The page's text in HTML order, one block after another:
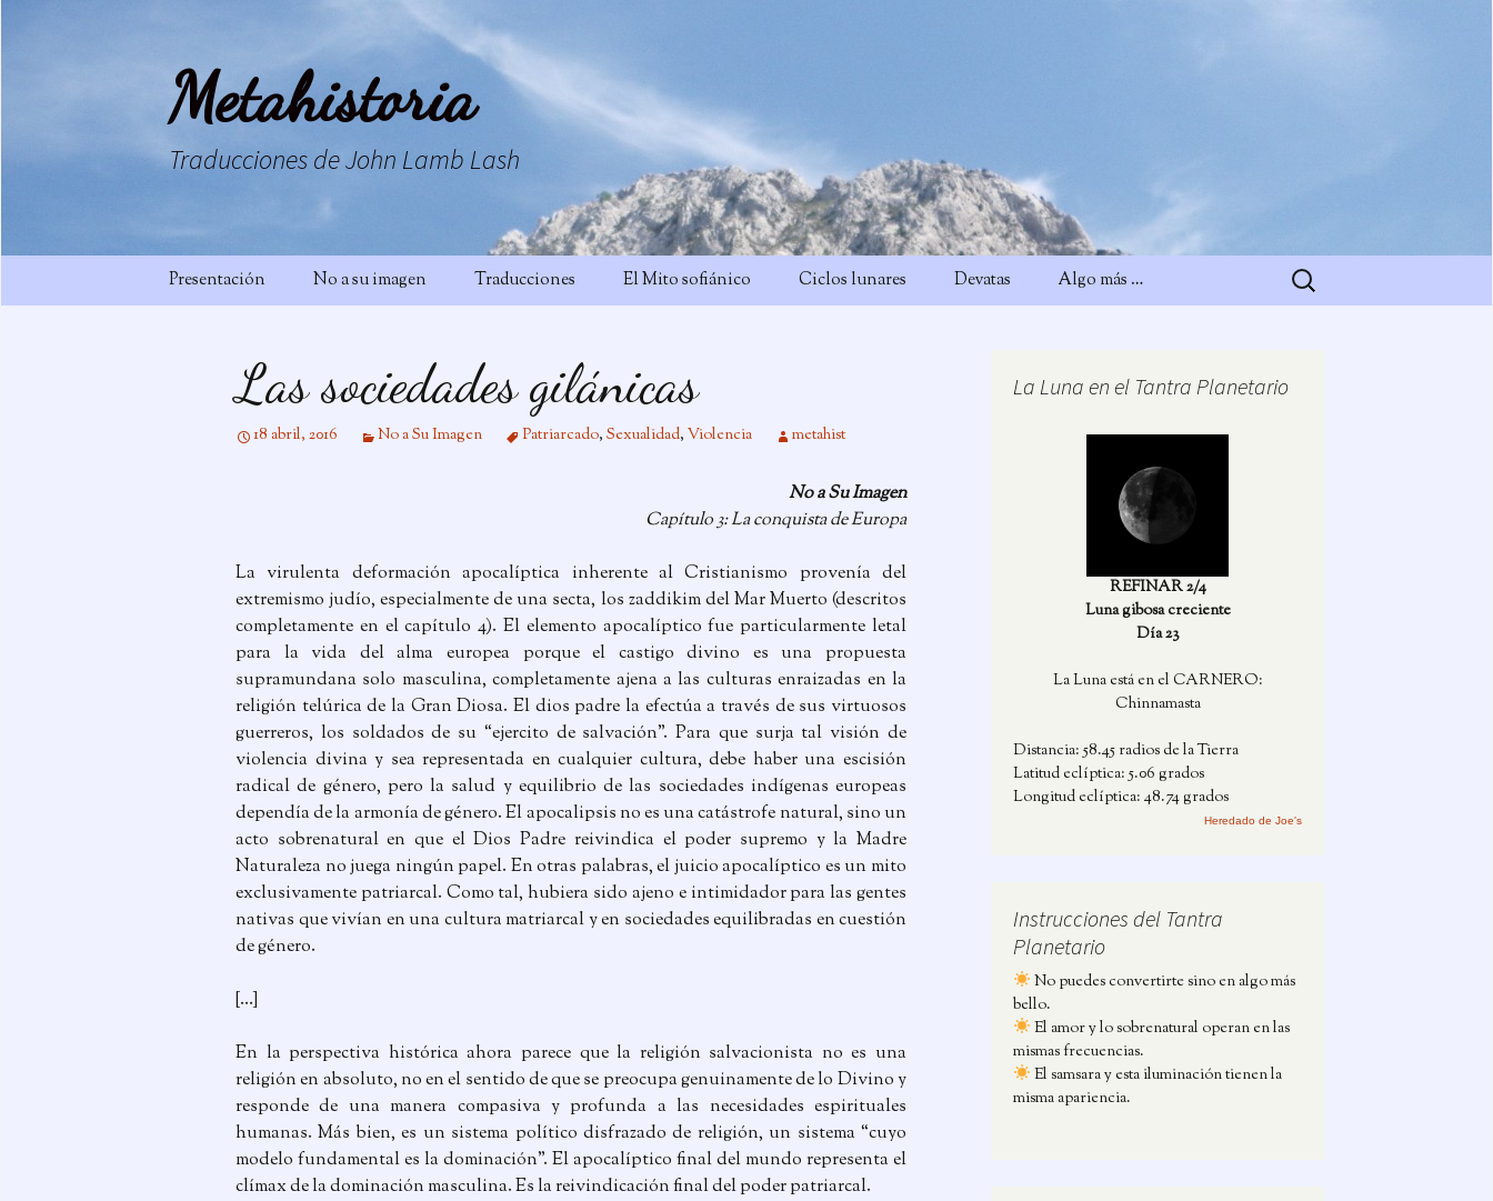
Metahistoria
Traducciones de John Lamb Lash
Presentación No a su imagen Traducciones El Mito sofiánico Ciclos lunares Devatas Algo más … Buscar:
Las sociedades gilánicas
18 abril, 2016 No a Su Imagen Patriarcado, Sexualidad, Violencia metahist
No a Su Imagen
Capítulo 3: La conquista de Europa
La virulenta deformación apocalíptica inherente al Cristianismo provenía del
extremismo judío, especialmente de una secta, los zaddikim del Mar Muerto (descritos
completamente en el capítulo 4). El elemento apocalíptico fue particularmente letal
para la vida del alma europea porque el castigo divino es una propuesta
supramundana solo masculina, completamente ajena a las culturas enraizadas en la
religión telúrica de la Gran Diosa. El dios padre la efectúa a través de sus virtuosos
guerreros, los soldados de su “ejercito de salvación”. Para que surja tal visión de
violencia divina y sea representada en cualquier cultura, debe haber una escisión
radical de género, pero la salud y equilibrio de las sociedades indígenas europeas
dependía de la armonía de género. El apocalipsis no es una catástrofe natural, sino un
acto sobrenatural en que el Dios Padre reivindica el poder supremo y la Madre
Naturaleza no juega ningún papel. En otras palabras, el juicio apocalíptico es un mito
exclusivamente patriarcal. Como tal, hubiera sido ajeno e intimidador para las gentes
nativas que vivían en una cultura matriarcal y en sociedades equilibradas en cuestión
de género.
[…]
En la perspectiva histórica ahora parece que la religión salvacionista no es una
religión en absoluto, no en el sentido de que se preocupa genuinamente de lo Divino y
responde de una manera compasiva y profunda a las necesidades espirituales
humanas. Más bien, es un sistema político disfrazado de religión, un sistema “cuyo
modelo fundamental es la dominación”. El apocalíptico final del mundo representa el
clímax de la dominación masculina. Es la reivindicación final del poder patriarcal.
La Luna en el Tantra Planetario
REFINAR 2/4
Luna gibosa creciente
Día 23
La Luna está en el CARNERO:
Chinnamasta
Distancia: 58.45 radios de la Tierra
Latitud eclíptica: 5.06 grados
Longitud eclíptica: 48.74 grados
Heredado de Joe's
Instrucciones del Tantra
Planetario
No puedes convertirte sino en algo más
bello.
El amor y lo sobrenatural operan en las
mismas frecuencias.
El samsara y esta iluminación tienen la
misma apariencia.